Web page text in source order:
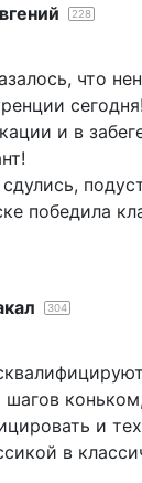
228
что
сегодня!
и в
победила
304
и
в